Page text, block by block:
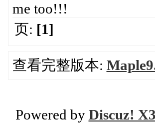
me too!!!
页: [1]
查看完整版本:
Powered by Discuz!